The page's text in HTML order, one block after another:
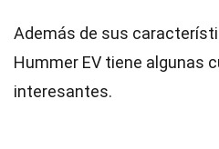
Además de sus
Hummer EV tiene algunas
interesantes.